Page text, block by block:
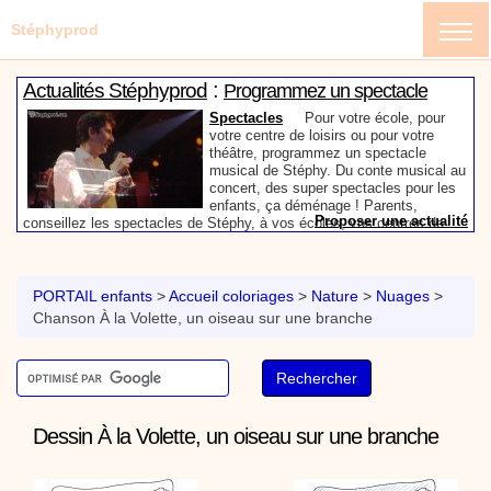
Actualités Stéphyprod : Programmez un spectacle
enfant de Stéphy
Spectacles Pour votre école, pour
votre centre de loisirs ou pour votre
théâtre, programmez un spectacle
musical de Stéphy. Du conte musical au
concert, des super spectacles pour les
enfants, ça déménage ! Parents,
conseillez les spectacles de Stéphy, à vos écoles, vos centres de
Proposer une actualité
conteur vient chez vous pour raconter
les plus belles histoires à vos enfants,
pour les fêtes d’anniversaires, ou pour
emporter par la magie des contes, des
expressions et des mots pour un voyage dans l’imaginaire en
compagnie de Stéphy.
Proposer une actualité
Vidéos Stéphyprod:Chanson La brosse à dents,
dessin animé musicalDessins animés créations
Pour ne pas oublier de
se brosser les dents après le repas, voici une
chanson de Stéphy, La Brosse à dents.
On y
PORTAIL enfants >Accueil coloriages > Nature > Nuages >
Chanson À la Volette, un oiseau sur une branche
Dessin À la Volette, un oiseau sur une branche
Stéphyprod